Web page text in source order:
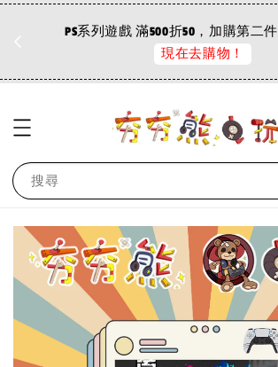
PS系列遊戲 滿500折50，加購第二
現在去購物！
搜尋